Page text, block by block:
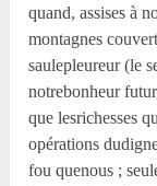
quand, assises à
montagnes
saulepleureur (le
notrebonheur
que lesrichesses
opérations
fou quenous ;